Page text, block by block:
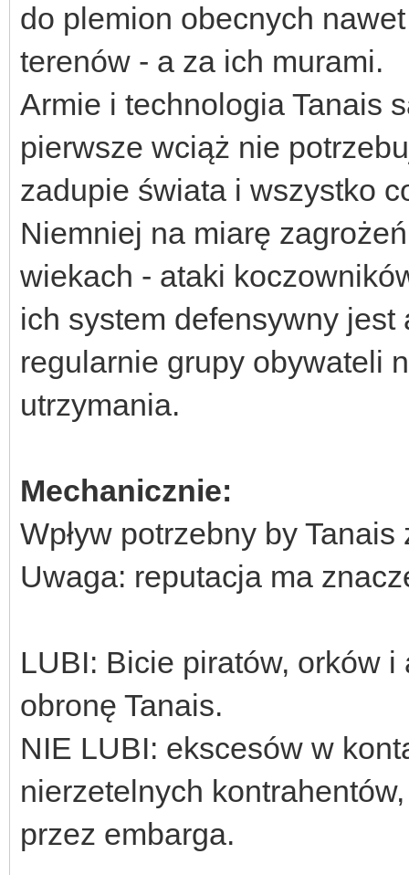
do plemion obecnych
terenów - a za ich murami.
Armie i technologia Tanais
pierwsze wciąż nie
zadupie świata i wszystko
Niemniej na miarę
wiekach - ataki
ich system defensywny
regularnie grupy obywateli
utrzymania.
Mechanicznie:
Wpływ potrzebny by
Uwaga: reputacja ma
LUBI: Bicie piratów, orków
obronę Tanais.
NIE LUBI: ekscesów w
nierzetelnych
przez embarga.